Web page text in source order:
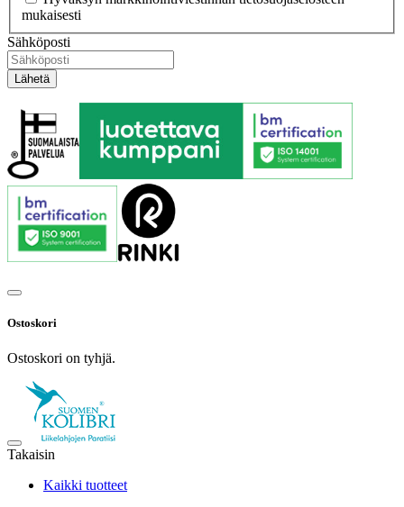
mukaisesti
Sähköposti
Ostoskori
Ostoskori on tyhjä.
Takaisin
Kaikki tuotteet